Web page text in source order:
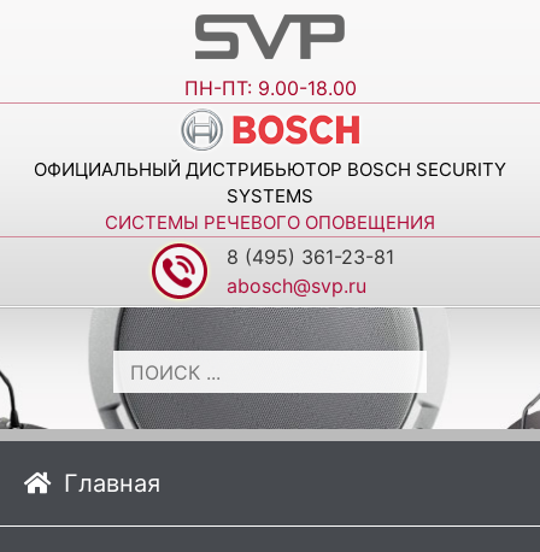
ПН-ПТ: 9.00-18.00
ОФИЦИАЛЬНЫЙ ДИСТРИБЬЮТОР BOSCH SECURITY
SYSTEMS
СИСТЕМЫ РЕЧЕВОГО ОПОВЕЩЕНИЯ
8 (495) 361-23-81
abosch@svp.ru
Главная